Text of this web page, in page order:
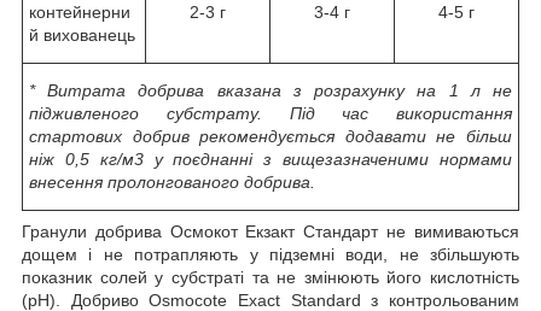
контейнерни
й вихованець
2-3 г 3-4 г 4-5 г
* Витрата добрива вказана з розрахунку на 1 л не
підживленого субстрату. Під час використання
стартових добрив рекомендується додавати не більш
ніж 0,5 кг/м3 у поєднанні з вищезазначеними нормами
внесення пролонгованого добрива.
Гранули добрива Осмокот Екзакт Стандарт не вимиваються
дощем і не потрапляють у підземні води, не збільшують
показник солей у субстраті та не змінюють його кислотність
(рН). Добриво Osmocote Exact Standard з контрольованим